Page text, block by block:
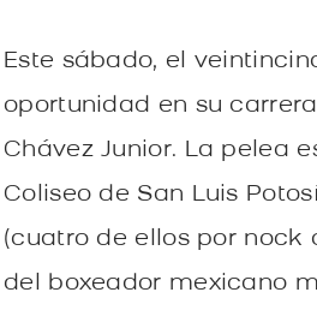
Este sábado, el
oportunidad en su
Chávez Junior. La pelea
Coliseo de San Luis
(cuatro de ellos por nock
del boxeador mexicano